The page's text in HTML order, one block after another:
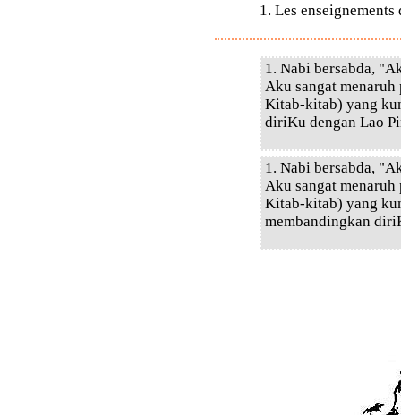
1. Les enseignements
1. Nabi bersabda,
Aku sangat
Kitab-kitab) yang
diriKu dengan Lao
1. Nabi bersabda,
Aku sangat
Kitab-kitab) yang
membandingkan